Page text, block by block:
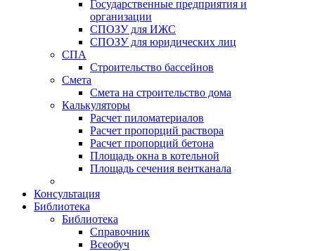
Государственные предприятия и
организации
СПОЗУ для ИЖС
СПОЗУ для юридических лиц
СПА
Строительство бассейнов
Смета
Смета на строительство дома
Калькуляторы
Расчет пиломатериалов
Расчет пропорций раствора
Расчет пропорций бетона
Площадь окна в котельной
Площадь сечения вентканала
Консультация
Библиотека
Библиотека
Справочник
Всеобуч